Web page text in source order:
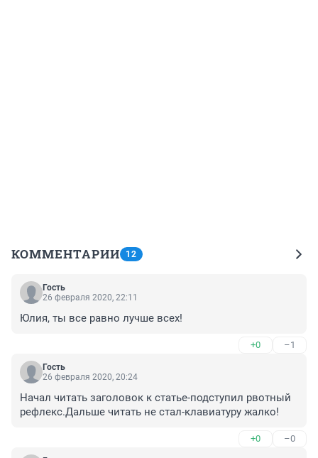
КОММЕНТАРИИ 12
Гость
26 февраля 2020, 22:11
Юлия, ты все равно лучше всех!
+0 –1
Гость
26 февраля 2020, 20:24
Начал читать заголовок к статье-подступил рвотный
рефлекс.Дальше читать не стал-клавиатуру жалко!
+0 –0